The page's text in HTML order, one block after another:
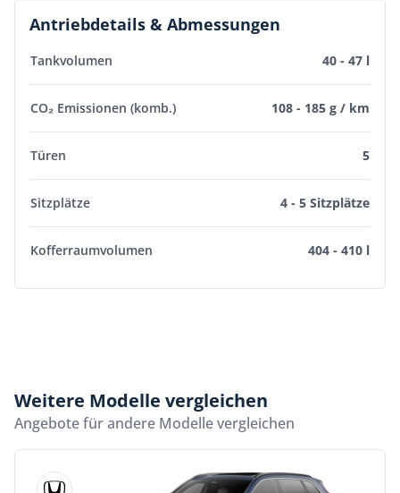
Antriebdetails & Abmessungen
Tankvolumen 40 - 47 l
CO₂ Emissionen (komb.) 108 - 185 g / km
Türen 5
Sitzplätze 4 - 5 Sitzplätze
Kofferraumvolumen 404 - 410 l
Weitere Modelle vergleichen
Angebote für andere Modelle vergleichen